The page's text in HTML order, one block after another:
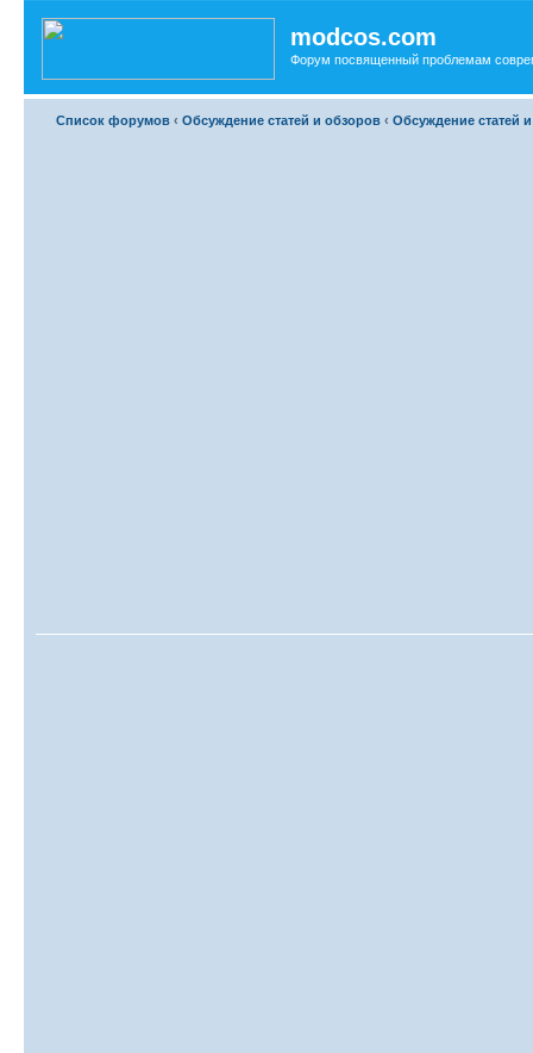
modcos.com
Форум посвященный проблемам
Список форумов ‹ Обсуждение статей и обзоров ‹ Обсуждение статей